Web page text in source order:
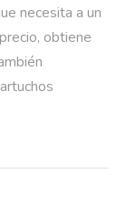
necesita a un
obtiene